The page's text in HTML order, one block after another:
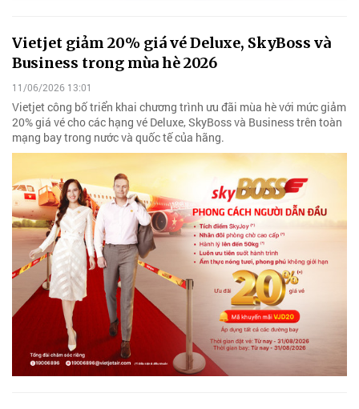
Vietjet giảm 20% giá vé Deluxe, SkyBoss và
Business trong mùa hè 2026
11/06/2026 13:01
Vietjet công bố triển khai chương trình ưu đãi mùa hè với mức giảm
20% giá vé cho các hạng vé Deluxe, SkyBoss và Business trên toàn
mạng bay trong nước và quốc tế của hãng.